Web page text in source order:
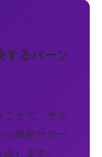
するパーソ
ことで、サボ
ら継続サポー
します。